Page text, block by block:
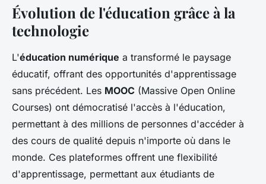
Évolution de l'éducation grâce à la
technologie
L'éducation numérique a transformé le paysage
éducatif, offrant des opportunités d'apprentissage
sans précédent. Les MOOC (Massive Open Online
Courses) ont démocratisé l'accès à l'éducation,
permettant à des millions de personnes d'accéder à
des cours de qualité depuis n'importe où dans le
monde. Ces plateformes offrent une flexibilité
d'apprentissage, permettant aux étudiants de